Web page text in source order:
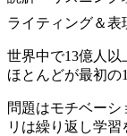
ライティング＆表
世界中で13億人
ほとんどが最初の
問題はモチベー
リは繰り返し学